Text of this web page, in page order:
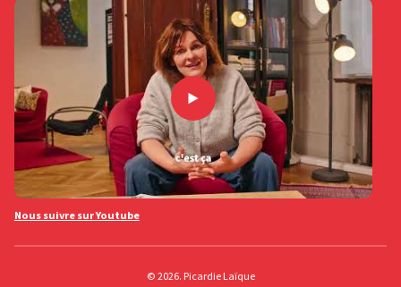
Nous suivre sur Youtube
© 2026. Picardie Laïque